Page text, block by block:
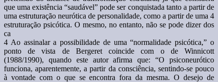
que uma existência “saudável” pode ser conquistada tanto a partir de
uma estruturação neurótica de personalidade, como a partir de uma 4
estruturação psicótica. O mesmo, no entanto, não se pode dizer dos
ca
4 Ao assinalar a possibilidade de uma “normalidade psicótica,” o
ponto de vista de Bergeret coincide com o de Winnicott
(1988/1990), quando este autor afirma que: “O psiconeurótico
funciona, aparentemente, a partir da consciência, sentindo-se pouco
à vontade com o que se encontra fora da mesma. O desejo de